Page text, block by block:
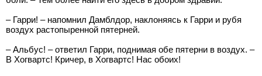
– Гарри! – напомнил Дамблдор, наклоняясь к Гарри и рубя
воздух растопыренной пятерней.
– Альбус! – ответил Гарри, поднимая обе пятерни в воздух. –
В Хогвартс! Кричер, в Хогвартс! Нас обоих!